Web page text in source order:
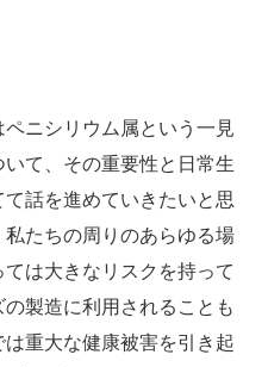
ニシリウム属という一見
て、その重要性と日常生
話を進めていきたいと思
たちの周りのあらゆる場
は大きなリスクを持って
製造に利用されることも
重大な健康被害を引き起